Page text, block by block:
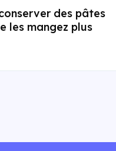
des pâtes
les mangez plus